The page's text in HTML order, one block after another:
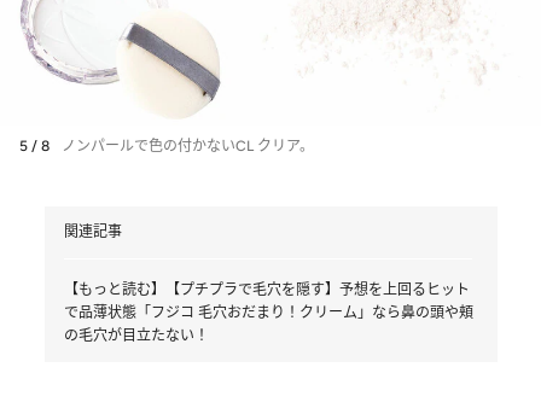
5 / 8 ノンパールで色の付かないCL クリア。
関連記事
【もっと読む】【プチプラで毛穴を隠す】予想を上回るヒット
で品薄状態「フジコ 毛穴おだまり！クリーム」なら鼻の頭や頬
の毛穴が目立たない！